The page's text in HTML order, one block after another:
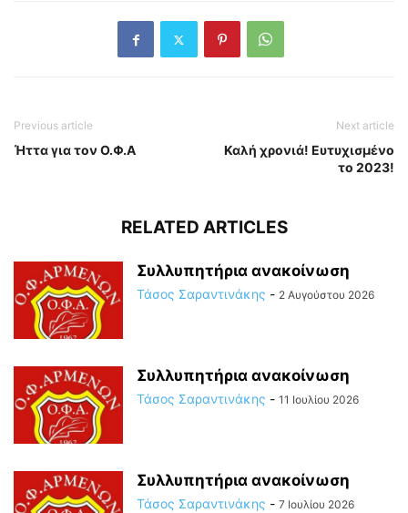
Previous article
Ήττα για τον Ο.Φ.Α
Next article
Καλή χρονιά! Ευτυχισμένο
το 2023!
RELATED ARTICLES
Συλλυπητήρια ανακοίνωση
Τάσος Σαραντινάκης - 2 Αυγούστου 2026
Συλλυπητήρια ανακοίνωση
Τάσος Σαραντινάκης - 11 Ιουλίου 2026
Συλλυπητήρια ανακοίνωση
Τάσος Σαραντινάκης - 7 Ιουλίου 2026